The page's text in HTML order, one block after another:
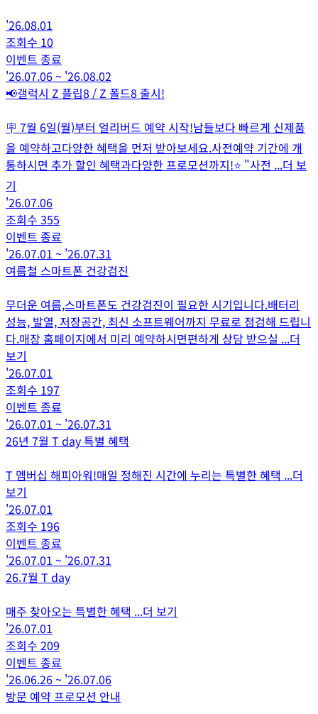
'26.08.01
조회수 10
이벤트 종료
'26.07.06~ '26.08.02
📢갤럭시 Z 플립8 / Z 폴드8 출시!
🪧 7월 6일(월)부터 얼리버드 예약 시작!남들보다 빠르게 신제품
을 예약하고다양한 혜택을 먼저 받아보세요.사전예약 기간에 개
통하시면 추가 할인 혜택과다양한 프로모션까지!⭐ "사전 ...더 보
기
'26.07.06
조회수 355
이벤트 종료
'26.07.01 ~ '26.07.31
여름철 스마트폰 건강검진
무더운 여름,스마트폰도 건강검진이 필요한 시기입니다.배터리
성능, 발열, 저장공간, 최신 소프트웨어까지 무료로 점검해 드립니
다.매장 홈페이지에서 미리 예약하시면편하게 상담 받으실 ...더
보기
'26.07.01
조회수 197
이벤트 종료
'26.07.01 ~ '26.07.31
26년 7월 T day 특별 혜택
T 멤버십 해피아워!매일 정해진 시간에 누리는 특별한 혜택 ...더
보기
'26.07.01
조회수 196
이벤트 종료
'26.07.01 ~ '26.07.31
26.7월 T day
매주 찾아오는 특별한 혜택 ...더 보기
'26.07.01
조회수 209
이벤트 종료
'26.06.26~ '26.07.06
방문 예약 프로모션 안내